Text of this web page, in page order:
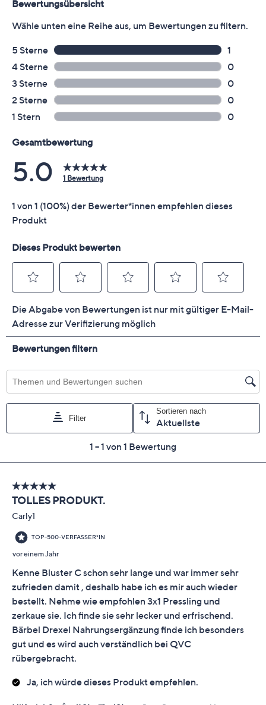
sind kein Ersatz für eine ausgewogene und
Lebensweise. Die angegebene empfohlene tägliche
Verzehrmenge darf nicht überschritten werden. Die
Produktverpackung und zugehörige Dokumente
enthalten möglicherweise Angaben, die über die auf
unserer Internetseite/telefonisch gemachten Angaben
hinaus gehen und/oder sich von ihnen unterscheiden.
Bitte lies daher vor Gebrauch der Ware stets sorgfältig
mitgeliefert werden.
Identifikationsnummer
Qualitätshinweise
glutenfrei
vegan
vegetarisch